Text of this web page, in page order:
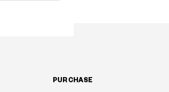
PURCHASE